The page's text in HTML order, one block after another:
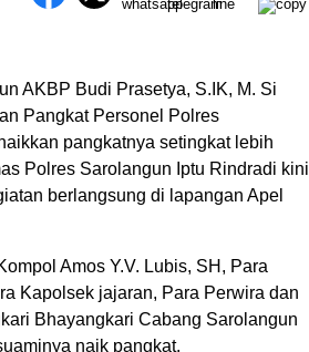
AKBP Budi Prasetya, S.IK, M. Si
Pangkat Personel Polres
pangkatnya setingkat lebih
Polres Sarolangun Iptu Rindradi kini
berlangsung di lapangan Apel
Amos Y.V. Lubis, SH, Para
Kapolsek jajaran, Para Perwira dan
Bhayangkari Cabang Sarolangun
naik pangkat.